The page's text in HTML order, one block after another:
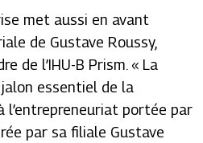
met aussi en avant
de Gustave Roussy,
de l’IHU-B Prism. « La
essentiel de la
l’entrepreneuriat portée par
par sa filiale Gustave